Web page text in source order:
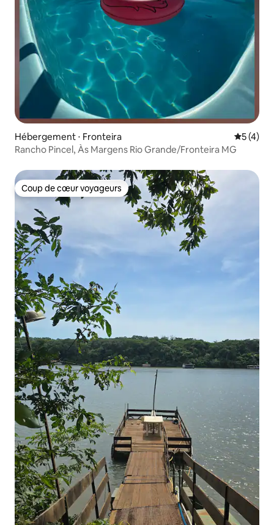
Hébergement ⋅ Fronteira
5 (4)
Rancho Pincel, Às Margens Rio Grande/Fronteira MG
Coup de cœur voyageurs
Coup de cœur voyageurs